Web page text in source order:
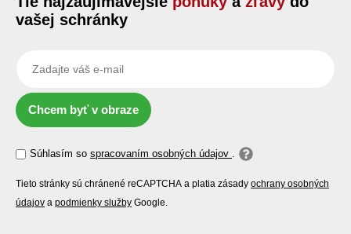
vašej schránky
Chcem byť v obraze
Súhlasím so spracovaním osobných údajov .
Tieto stránky sú chránené reCAPTCHA a platia zásady ochrany osobných
údajov a podmienky služby Google.